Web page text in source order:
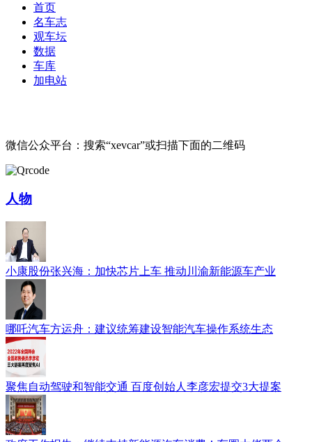
首页
名车志
观车坛
数据
车库
加电站
微信公众平台：搜索“xevcar”或扫描下面的二维码
人物
小康股份张兴海：加快芯片上车 推动川渝新能源车产业
哪吒汽车方运舟：建议统筹建设智能汽车操作系统生态
聚焦自动驾驶和智能交通 百度创始人李彦宏提交3大提案